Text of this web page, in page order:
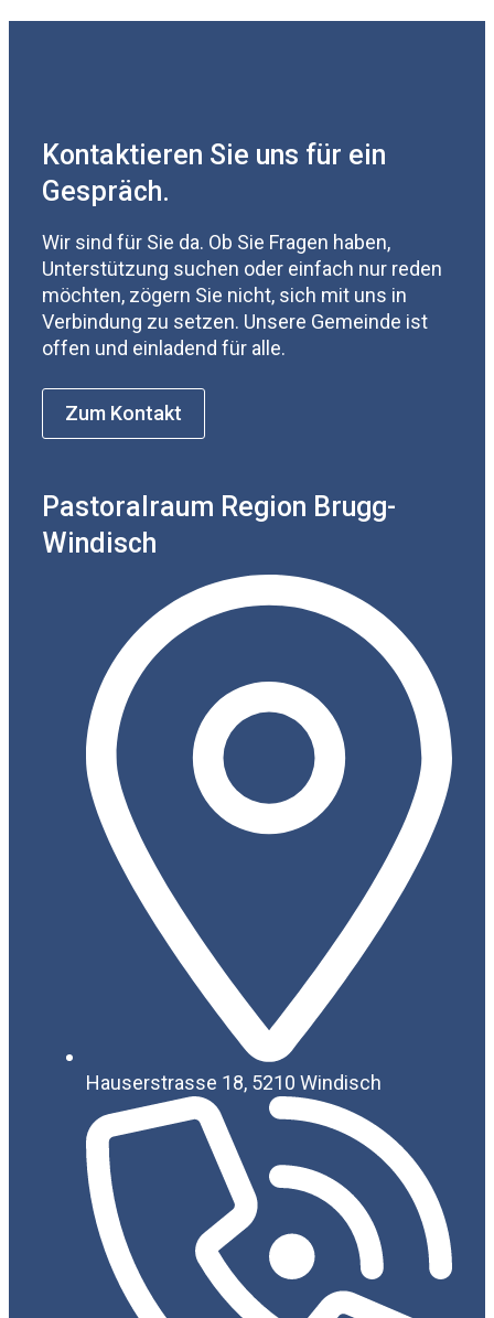
Kontaktieren Sie uns für ein
Gespräch.
Wir sind für Sie da. Ob Sie Fragen haben,
Unterstützung suchen oder einfach nur reden
möchten, zögern Sie nicht, sich mit uns in
Verbindung zu setzen. Unsere Gemeinde ist
offen und einladend für alle.
Zum Kontakt
Pastoralraum Region Brugg-
Windisch
Hauserstrasse 18, 5210 Windisch